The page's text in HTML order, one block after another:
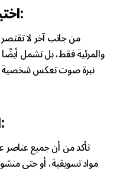
اختيار نبرة صوت مناسبة:
من جانب آخر لا تقتصر
والمرئية فقط، بل تشمل
نبرة صوت تعكس شخصية
الاستمرارية والتناسق:
تأكد من أن جميع عناصر
مواد تسويقية، أو حتى